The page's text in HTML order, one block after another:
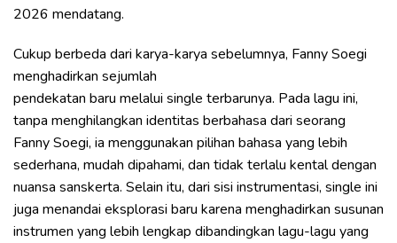
2026 mendatang.
Cukup berbeda dari karya-karya sebelumnya, Fanny Soegi
menghadirkan sejumlah
pendekatan baru melalui single terbarunya. Pada lagu ini,
tanpa menghilangkan identitas berbahasa dari seorang
Fanny Soegi, ia menggunakan pilihan bahasa yang lebih
sederhana, mudah dipahami, dan tidak terlalu kental dengan
nuansa sanskerta. Selain itu, dari sisi instrumentasi, single ini
juga menandai eksplorasi baru karena menghadirkan susunan
instrumen yang lebih lengkap dibandingkan lagu-lagu yang